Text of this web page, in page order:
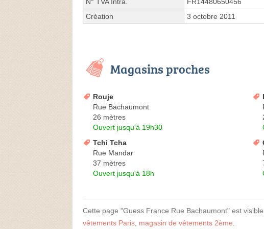
Création
3 octobre 2011
Magasins proches
Rouje
Rue Bachaumont
26 mètres
Ouvert jusqu'à 19h30
Tchi Tcha
Rue Mandar
37 mètres
Ouvert jusqu'à 18h
Cette page "Guess France Rue Bachaumont" est
vêtements Paris magasin de vêtements 2ème